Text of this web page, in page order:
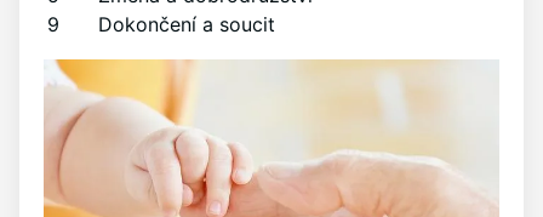
9
Dokončení a soucit